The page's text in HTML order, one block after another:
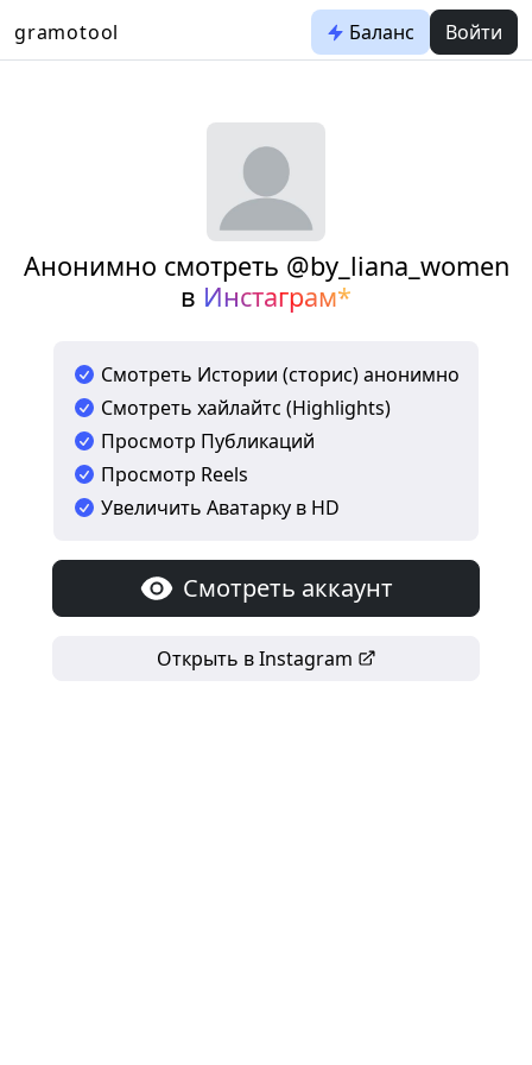
gramotool Баланс Войти
Анонимно смотреть @by_liana_women
в Инстаграм*
Смотреть Истории (сторис) анонимно
Смотреть хайлайтс (Highlights)
Просмотр Публикаций
Просмотр Reels
Увеличить Аватарку в HD
Смотреть аккаунт
Открыть в Instagram